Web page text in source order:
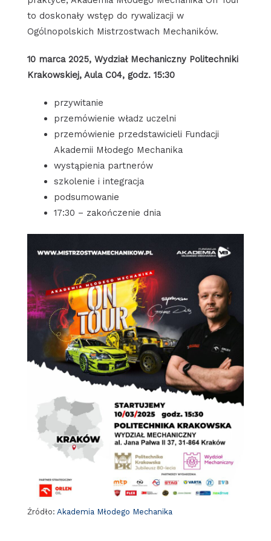
to doskonały wstęp do rywalizacji w
Ogólnopolskich Mistrzostwach Mechaników.
10 marca 2025, Wydział Mechaniczny Politechniki
Krakowskiej, Aula C04, godz. 15:30
przywitanie
przemówienie władz uczelni
przemówienie przedstawicieli Fundacji
Akademii Młodego Mechanika
wystąpienia partnerów
szkolenie i integracja
podsumowanie
17:30 – zakończenie dnia
Źródło: Akademia Młodego Mechanika